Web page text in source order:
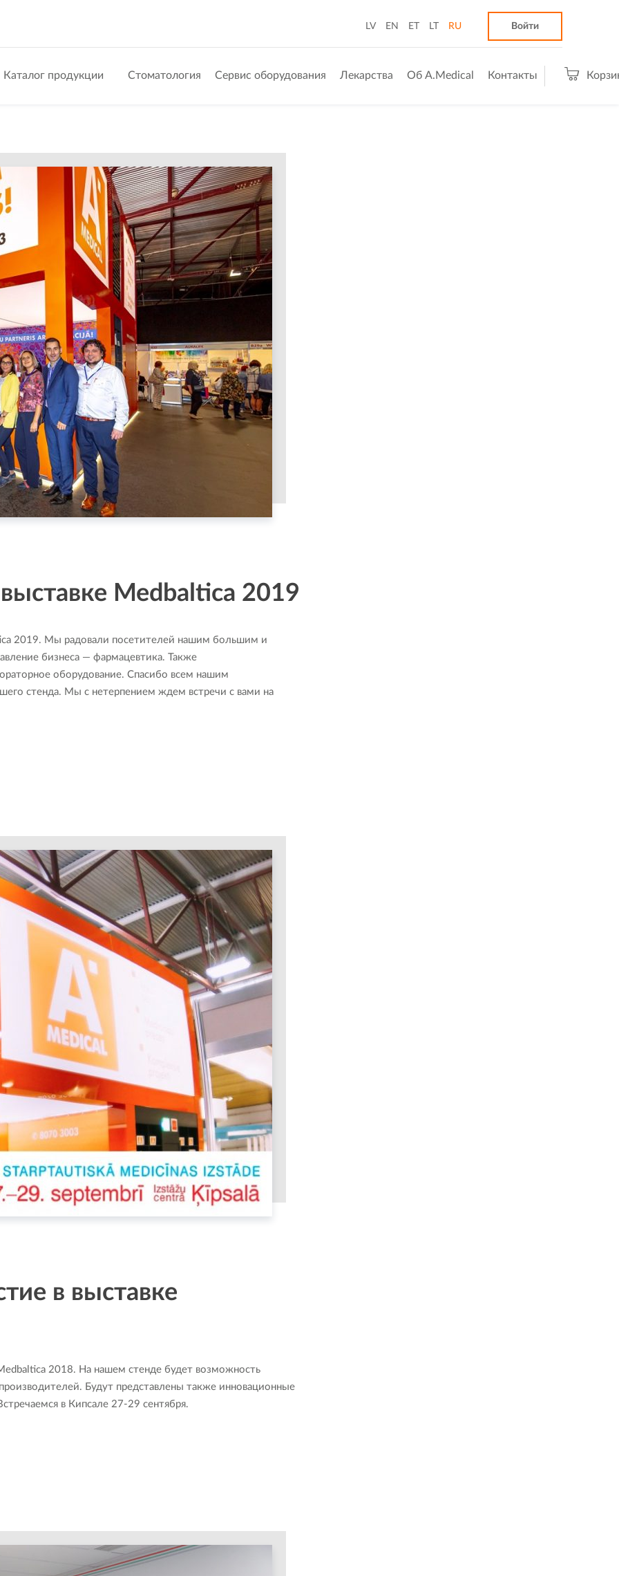
LV EN ET LT RU Войти
Каталог продукции Стоматология Сервис оборудования Лекарства Об A.Medical Контакты
Medbaltica 2019
2019. Мы радовали посетителей нашим большим и
бизнеса — фармацевтика. Также
оборудование. Спасибо всем нашим
стенда. Мы с нетерпением ждем встречи с вами на
в выставке
2018. На нашем стенде будет возможность
Будут представлены также инновационные
в Кипсале 27-29 сентября.